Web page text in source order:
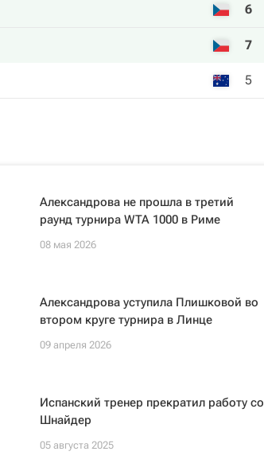
6
7
5
Александрова не прошла в третий
раунд турнира WTA 1000 в Риме
08 мая 2026
Александрова уступила Плишковой во
втором круге турнира в Линце
09 апреля 2026
Испанский тренер прекратил работу со
Шнайдер
05 августа 2025